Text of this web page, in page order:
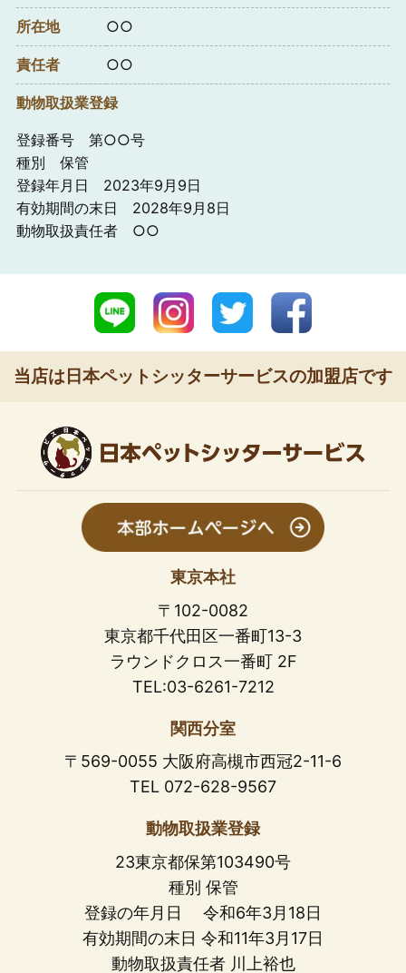
所在地 ○○
責任者 ○○
動物取扱業登録
登録番号 第○○号
種別 保管
登録年月日 2023年9月9日
有効期間の末日 2028年9月8日
動物取扱責任者 ○○
当店は日本ペットシッターサービスの加盟店です
東京本社
〒102-0082
東京都千代田区一番町13-3
ラウンドクロス一番町 2F
TEL:03-6261-7212
関西分室
〒569-0055 大阪府高槻市西冠2-11-6
TEL 072-628-9567
動物取扱業登録
23東京都保第103490号
種別 保管
登録の年月日 令和6年3月18日
有効期間の末日 令和11年3月17日
動物取扱責任者 川上裕也